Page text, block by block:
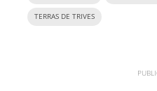
TERRAS DE TRIVES